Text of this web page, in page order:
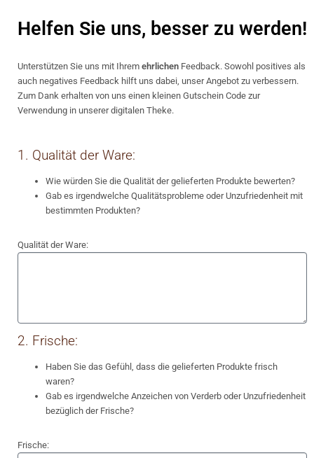
Helfen Sie uns, besser zu werden!
Unterstützen Sie uns mit Ihrem ehrlichen Feedback. Sowohl positives als
auch negatives Feedback hilft uns dabei, unser Angebot zu verbessern.
Zum Dank erhalten von uns einen kleinen Gutschein Code zur
Verwendung in unserer digitalen Theke.
1. Qualität der Ware:
Wie würden Sie die Qualität der gelieferten Produkte bewerten?
Gab es irgendwelche Qualitätsprobleme oder Unzufriedenheit mit
bestimmten Produkten?
Qualität der Ware:
2. Frische:
Haben Sie das Gefühl, dass die gelieferten Produkte frisch
waren?
Gab es irgendwelche Anzeichen von Verderb oder Unzufriedenheit
bezüglich der Frische?
Frische: